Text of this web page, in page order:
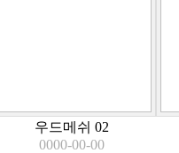
우드메쉬 02
0000-00-00